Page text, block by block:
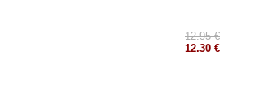
12.95 €
12.30 €